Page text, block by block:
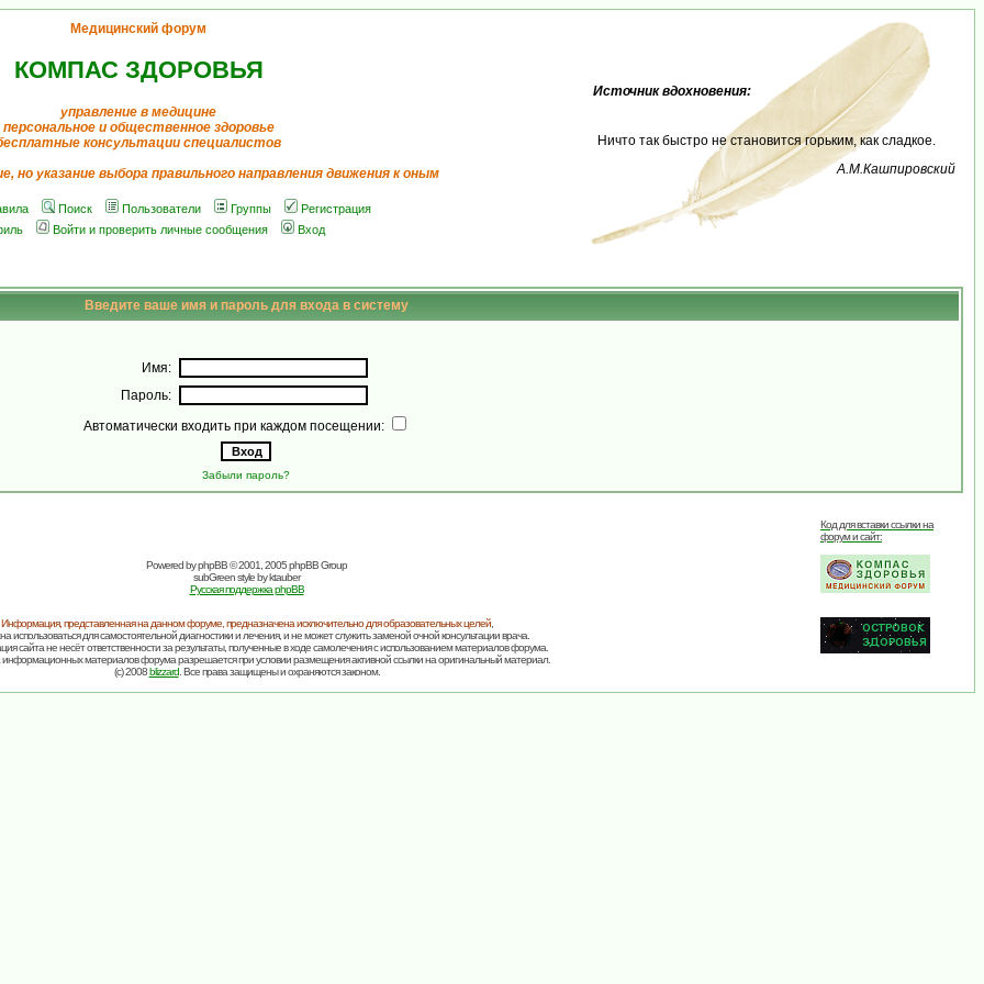
Медицинский форум
КОМПАС ЗДОРОВЬЯ
управление в медицине
персональное и общественное здоровье
консультации специалистов
но указание выбора правильного направления движения к оным
Поиск Пользователи Группы
Регистрация
Войти и проверить личные сообщения Вход
Источник вдохновения:
Ничто так быстро не становится горьким, как сладкое.
А.М.Кашпировский
Введите ваше имя и пароль для входа в систему
Имя:
Пароль:
Автоматически входить при каждом посещении:
Забыли пароль?
Powered byphpBB© 2001, 2005 phpBB Group
subGreen style byktauber
Русская поддержка phpBB
Код для вставки ссылки на
форум и сайт:
Информация, представленная на данном форуме, предназначена исключительно для образовательных целей,
использоваться для самостоятельной диагностики и лечения, и не может служить заменой очной консультации врача.
сайта не несёт ответственности за результаты, полученные в ходе самолечения с использованием материалов форума.
информационных материалов форума разрешается при условии размещения активной ссылки на оригинальный материал.
(c) 2008blizzard. Все права защищены и охраняются законом.